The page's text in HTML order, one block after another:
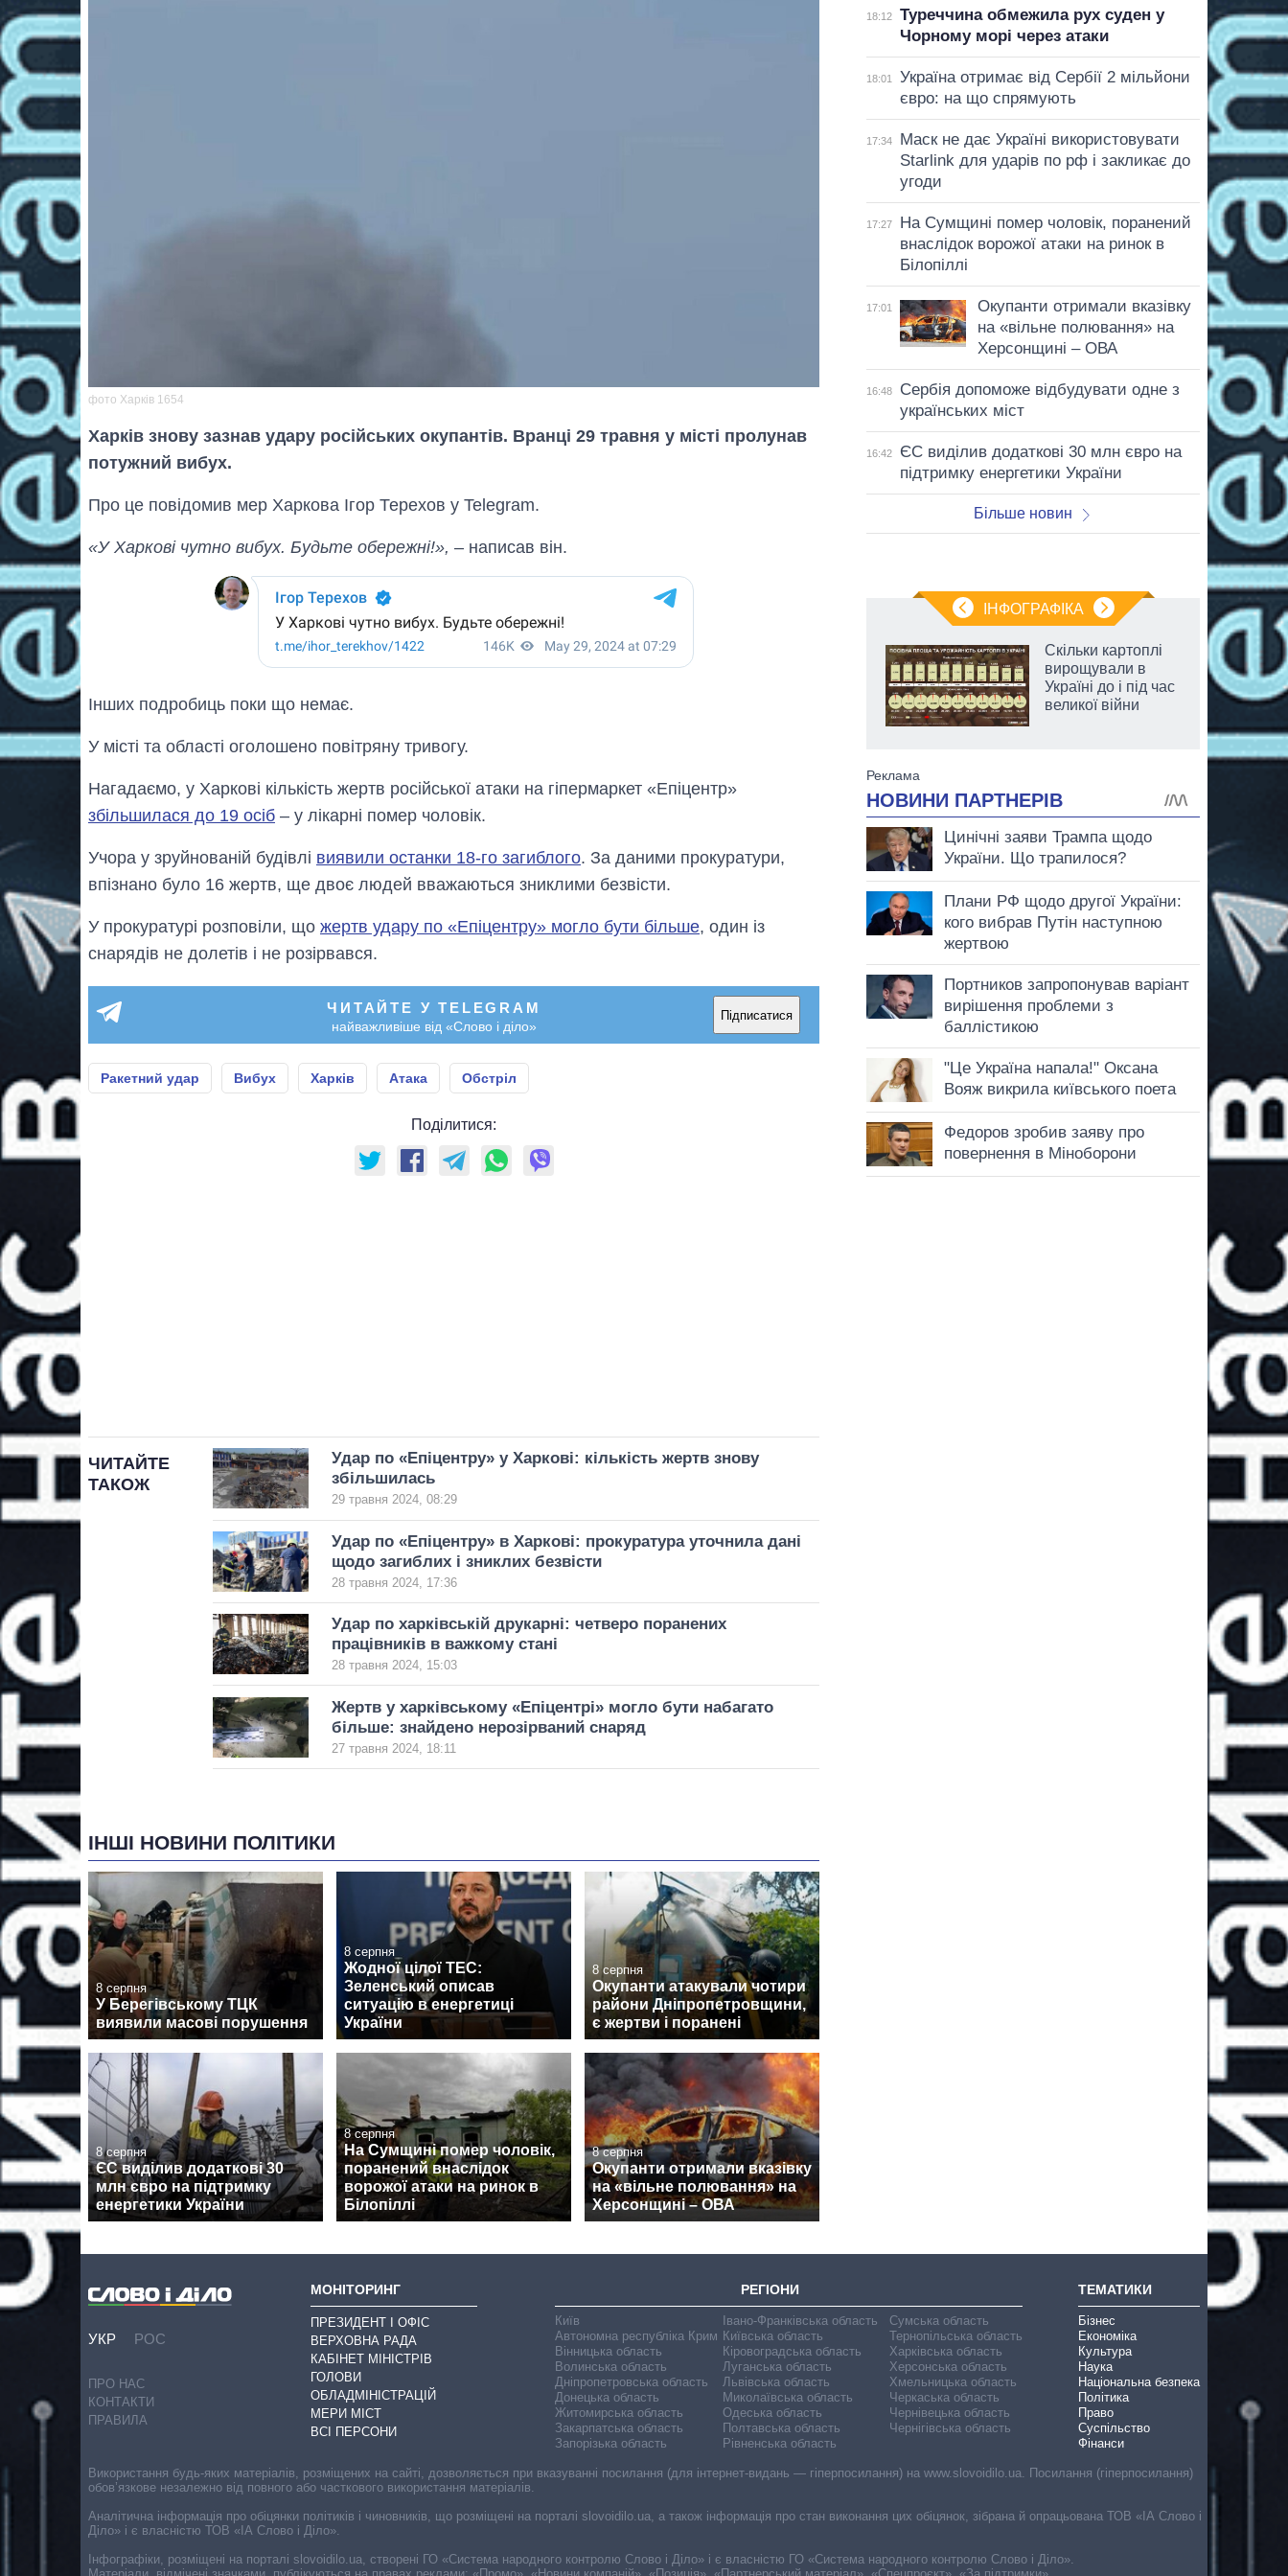
фото Харків 1654
Харків знову зазнав удару російських окупантів. Вранці 29 травня у місті пролунав
потужний вибух.
Про це повідомив мер Харкова Ігор Терехов у Telegram.
«У Харкові чутно вибух. Будьте обережні!», – написав він.
Інших подробиць поки що немає.
У місті та області оголошено повітряну тривогу.
Нагадаємо, у Харкові кількість жертв російської атаки на гіпермаркет «Епіцентр»
збільшилася до 19 осіб – у лікарні помер чоловік.
Учора у зруйнованій будівлі виявили останки 18-го загиблого. За даними прокуратури,
впізнано було 16 жертв, ще двоє людей вважаються зниклими безвісти.
У прокуратурі розповіли, що жертв удару по «Епіцентру» могло бути більше, один із
снарядів не долетів і не розірвався.
ЧИТАЙТЕ У TELEGRAM
найважливіше від «Слово і діло»
Підписатися
Ракетний удар Вибух Харків Атака Обстріл
Поділитися:
ЧИТАЙТЕ
ТАКОЖ
Удар по «Епіцентру» у Харкові: кількість жертв знову
збільшилась
29 травня 2024, 08:29
Удар по «Епіцентру» в Харкові: прокуратура уточнила дані
щодо загиблих і зниклих безвісти
28 травня 2024, 17:36
Удар по харківській друкарні: четверо поранених
працівників в важкому стані
28 травня 2024, 15:03
Жертв у харківському «Епіцентрі» могло бути набагато
більше: знайдено нерозірваний снаряд
27 травня 2024, 18:11
ІНШІ НОВИНИ ПОЛІТИКИ
8 серпня
У Берегівському ТЦК
виявили масові порушення
8 серпня
Жодної цілої ТЕС:
Зеленський описав
ситуацію в енергетиці
України
8 серпня
Окупанти атакували чотири
райони Дніпропетровщини,
є жертви і поранені
8 серпня
ЄС виділив додаткові 30
млн євро на підтримку
енергетики України
8 серпня
На Сумщині помер чоловік,
поранений внаслідок
ворожої атаки на ринок в
Білопіллі
8 серпня
Окупанти отримали вказівку
на «вільне полювання» на
Херсонщині – ОВА
18:12
Туреччина обмежила рух суден у
Чорному морі через атаки
18:01
Україна отримає від Сербії 2 мільйони
євро: на що спрямують
17:34
Маск не дає Україні використовувати
Starlink для ударів по рф і закликає до
угоди
17:27
На Сумщині помер чоловік, поранений
внаслідок ворожої атаки на ринок в
Білопіллі
17:01
Окупанти отримали вказівку
на «вільне полювання» на
Херсонщині – ОВА
16:48
Сербія допоможе відбудувати одне з
українських міст
16:42
ЄС виділив додаткові 30 млн євро на
підтримку енергетики України
Більше новин
ІНФОГРАФІКА
Скільки картоплі
вирощували в
Україні до і під час
великої війни
УКР РОС
ПРО НАС
КОНТАКТИ
ПРАВИЛА
МОНІТОРИНГ
ПРЕЗИДЕНТ І ОФІС
ВЕРХОВНА РАДА
КАБІНЕТ МІНІСТРІВ
ГОЛОВИ
ОБЛАДМІНІСТРАЦІЙ
МЕРИ МІСТ
ВСІ ПЕРСОНИ
РЕГІОНИ
Київ
Автономна республіка Крим
Вінницька область
Волинська область
Дніпропетровська область
Донецька область
Житомирська область
Закарпатська область
Запорізька область
Івано-Франківська область
Київська область
Кіровоградська область
Луганська область
Львівська область
Миколаївська область
Одеська область
Полтавська область
Рівненська область
Сумська область
Тернопільська область
Харківська область
Херсонська область
Хмельницька область
Черкаська область
Чернівецька область
Чернігівська область
ТЕМАТИКИ
Бізнес
Економіка
Культура
Наука
Національна безпека
Політика
Право
Суспільство
Фінанси
Використання будь-яких матеріалів, розміщених на сайті, дозволяється при вказуванні посилання (для інтернет-видань — гіперпосилання) на www.slovoidilo.ua. Посилання (гіперпосилання)
обов’язкове незалежно від повного або часткового використання матеріалів.
Аналітична інформація про обіцянки політиків і чиновників, що розміщені на порталі slovoidilo.ua, а також інформація про стан виконання цих обіцянок, зібрана й опрацьована ТОВ «ІА Слово і
Діло» і є власністю ТОВ «ІА Слово і Діло».
Інфографіки, розміщені на порталі slovoidilo.ua, створені ГО «Система народного контролю Слово і Діло» і є власністю ГО «Система народного контролю Слово і Діло».